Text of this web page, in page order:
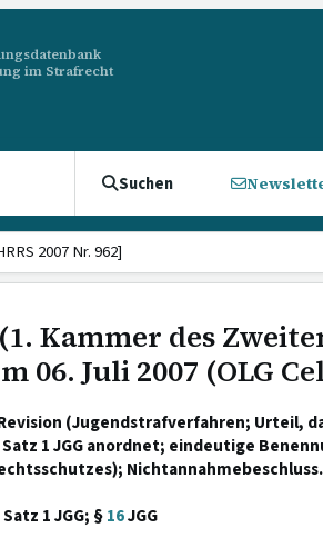
im Strafrecht
Suchen
2007 Nr. 962]
Kammer des
06. Juli 2007 (OLG
(Jugendstrafverfahren; Urteil,
Satz 1 JGG anordnet; eindeutige
Nichtannahmebeschluss.
1 JGG; §16JGG